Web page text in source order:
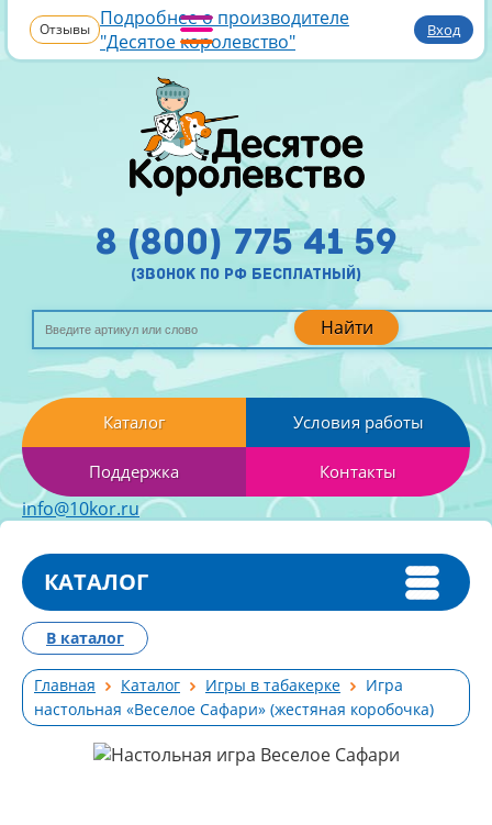
Отзывы Подробнее о производителе
"Десятое королевство"
Вход
Найти
8 (800) 775 41 59
(звонок по рф бесплатный)
Каталог Условия работы
Поддержка Контакты
info@10kor.ru
КАТАЛОГ
Главная Каталог Игры в табакерке
Игра
настольная «Веселое Сафари» (жестяная коробочка)
В каталог